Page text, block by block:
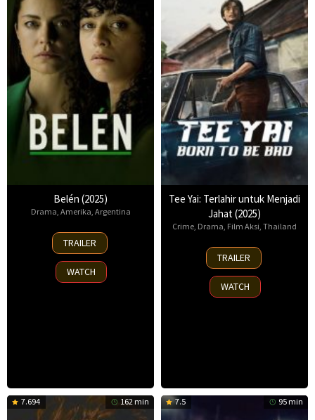
Belén (2025)
Drama, Amerika, Argentina
18
Sep
2025
TRAILER
WATCH
Tee Yai: Terlahir untuk Menjadi
Jahat (2025)
Crime, Drama, Film Aksi, Thailand
13
Nov
2025
TRAILER
WATCH
7.694 162 min 7.5 95 min